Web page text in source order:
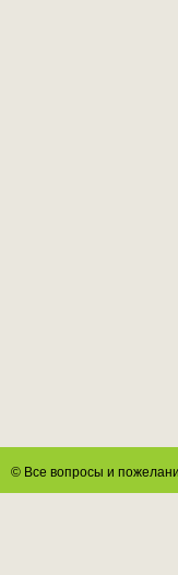
© Все вопросы и